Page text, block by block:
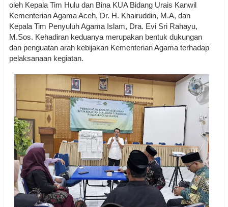
oleh Kepala Tim Hulu dan Bina KUA Bidang Urais Kanwil
Kementerian Agama Aceh, Dr. H. Khairuddin, M.A, dan
Kepala Tim Penyuluh Agama Islam, Dra. Evi Sri Rahayu,
M.Sos. Kehadiran keduanya merupakan bentuk dukungan
dan penguatan arah kebijakan Kementerian Agama terhadap
pelaksanaan kegiatan.